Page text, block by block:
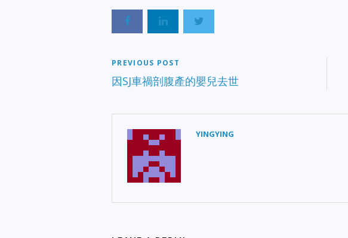
PREVIOUS POST
因SJ車禍剖腹產的嬰兒去世
YINGYING